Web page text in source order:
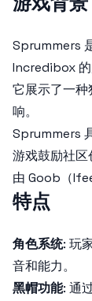
Sprummers
Incredibox 的
它展示了一
响。
Sprummers
游戏鼓励社区
由 Goob（
特点
角色系统: 玩
音和能力。
黑帽功能: 通